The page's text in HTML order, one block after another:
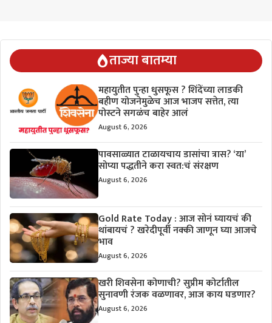
ताज्या बातम्या
महायुतीत पुन्हा धुसफूस ? शिंदेंच्या लाडकी
बहीण योजनेमुळेच आज भाजप सत्तेत, त्या
पोस्टने सगळंच बाहेर आलं
August 6, 2026
पावसाळ्यात टाळायचाय डासांचा त्रास? ‘या’
सोप्या पद्धतीने करा स्वत:चं संरक्षण
August 6, 2026
Gold Rate Today : आज सोनं घ्यायचं की
थांबायचं ? खरेदीपूर्वी नक्की जाणून घ्या आजचे
भाव
August 6, 2026
खरी शिवसेना कोणाची? सुप्रीम कोर्टातील
सुनावणी रंजक वळणावर, आज काय घडणार?
August 6, 2026